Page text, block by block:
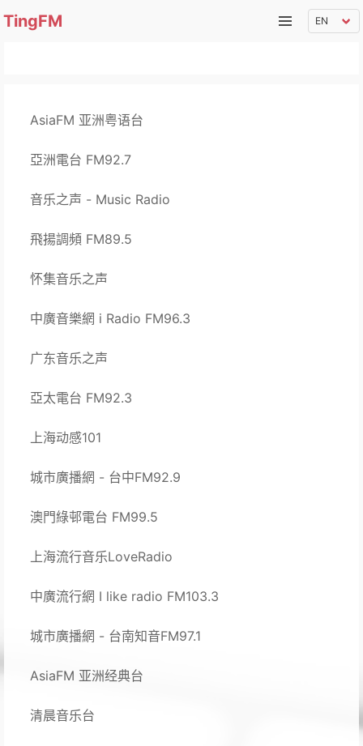
TingFM
AsiaFM 亚洲粤语台
亞洲電台 FM92.7
音乐之声 - Music Radio
飛揚調頻 FM89.5
怀集音乐之声
中廣音樂網 i Radio FM96.3
广东音乐之声
亞太電台 FM92.3
上海动感101
城市廣播網 - 台中FM92.9
澳門綠邨電台 FM99.5
上海流行音乐LoveRadio
中廣流行網 I like radio FM103.3
城市廣播網 - 台南知音FM97.1
AsiaFM 亚洲经典台
清晨音乐台